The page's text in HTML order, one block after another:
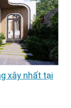
xây nhất tại